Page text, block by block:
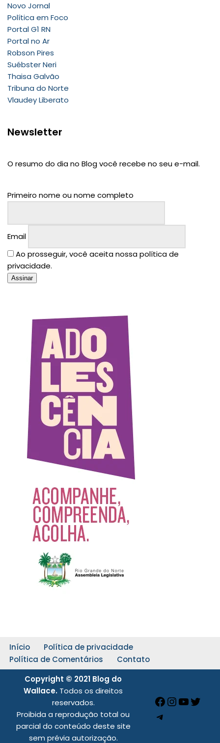
Novo Jornal
Política em Foco
Portal G1 RN
Portal no Ar
Robson Pires
Suébster Neri
Thaisa Galvão
Tribuna do Norte
Vlaudey Liberato
Newsletter
O resumo do dia no Blog você recebe no seu e-mail.
Primeiro nome ou nome completo
Email
Ao prosseguir, você aceita nossa política de
privacidade.
Início
Política de privacidade
Política de Comentários
Contato
Copyright © 2021 Blog do
Wallace. Todos os direitos
reservados.
Proibida a reprodução total ou
parcial do conteúdo deste site
sem prévia autorização.